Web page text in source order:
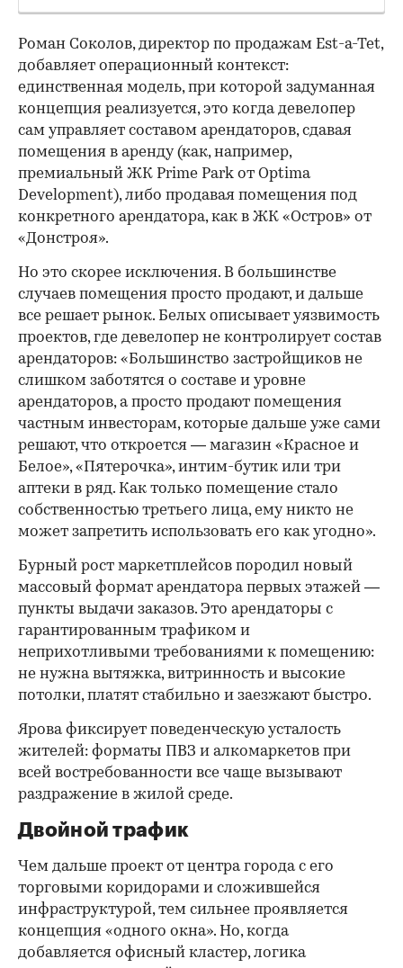
Роман Соколов, директор по продажам Est-a-Tet,
добавляет операционный контекст:
единственная модель, при которой задуманная
концепция реализуется, это когда девелопер
сам управляет составом арендаторов, сдавая
помещения в аренду (как, например,
премиальный ЖК Prime Park от Optima
Development), либо продавая помещения под
конкретного арендатора, как в ЖК «Остров» от
«Донстроя».
Но это скорее исключения. В большинстве
случаев помещения просто продают, и дальше
все решает рынок. Белых описывает уязвимость
проектов, где девелопер не контролирует состав
арендаторов: «Большинство застройщиков не
слишком заботятся о составе и уровне
арендаторов, а просто продают помещения
частным инвесторам, которые дальше уже сами
решают, что откроется — магазин «Красное и
Белое», «Пятерочка», интим-бутик или три
аптеки в ряд. Как только помещение стало
собственностью третьего лица, ему никто не
может запретить использовать его как угодно».
Бурный рост маркетплейсов породил новый
массовый формат арендатора первых этажей —
пункты выдачи заказов. Это арендаторы с
гарантированным трафиком и
неприхотливыми требованиями к помещению:
не нужна вытяжка, витринность и высокие
потолки, платят стабильно и заезжают быстро.
Ярова фиксирует поведенческую усталость
жителей: форматы ПВЗ и алкомаркетов при
всей востребованности все чаще вызывают
раздражение в жилой среде.
Двойной трафик
Чем дальше проект от центра города с его
торговыми коридорами и сложившейся
инфраструктурой, тем сильнее проявляется
концепция «одного окна». Но, когда
добавляется офисный кластер, логика